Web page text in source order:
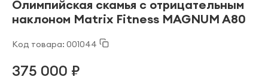
Олимпийская скамья с отрицательным
наклоном Matrix Fitness MAGNUM A80
Код товара: 001044
375 000 ₽